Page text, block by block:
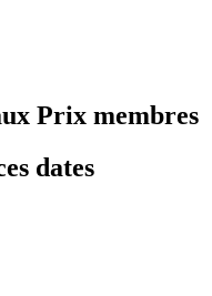
Prix membres
dates